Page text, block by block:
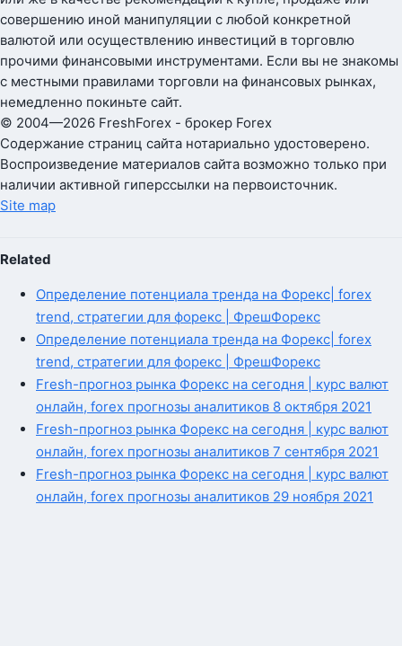
совершению иной манипуляции с любой конкретной
валютой или осуществлению инвестиций в торговлю
прочими финансовыми инструментами. Если вы не знакомы
с местными правилами торговли на финансовых рынках,
немедленно покиньте сайт.
© 2004—2026 FreshForex - брокер Forex
Содержание страниц сайта нотариально удостоверено.
Воспроизведение материалов сайта возможно только при
наличии активной гиперссылки на первоисточник.
Site map
Related
Определение потенциала тренда на Форекс| forex
trend, стратегии для форекс | ФрешФорекс
Определение потенциала тренда на Форекс| forex
trend, стратегии для форекс | ФрешФорекс
Fresh-прогноз рынка Форекс на сегодня | курс валют
онлайн, forex прогнозы аналитиков 8 октября 2021
Fresh-прогноз рынка Форекс на сегодня | курс валют
онлайн, forex прогнозы аналитиков 7 сентября 2021
Fresh-прогноз рынка Форекс на сегодня | курс валют
онлайн, forex прогнозы аналитиков 29 ноября 2021